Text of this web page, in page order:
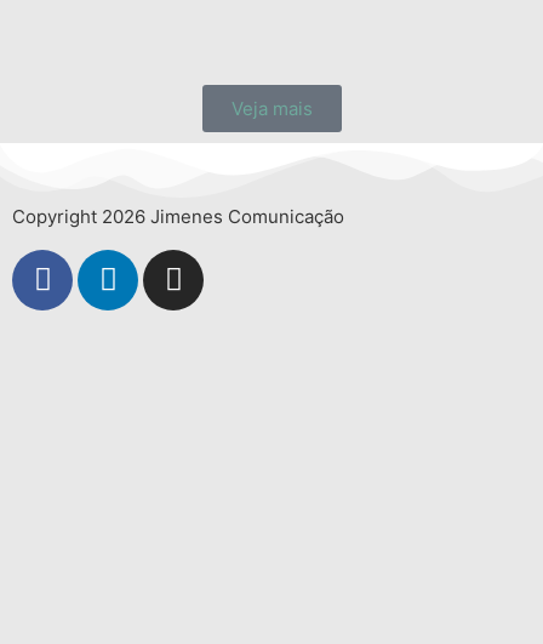
Veja mais
Copyright 2026 Jimenes Comunicação